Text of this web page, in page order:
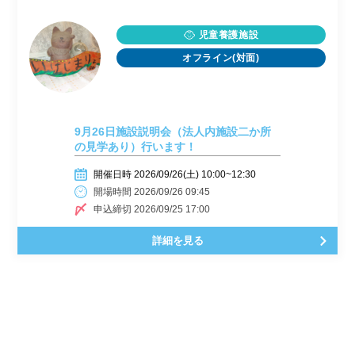
児童養護施設
オフライン(対面)
9月26日施設説明会（法人内施設二か所
の見学あり）行います！
開催日時 2026/09/26(土) 10:00~12:30
開場時間 2026/09/26 09:45
申込締切 2026/09/25 17:00
詳細を見る